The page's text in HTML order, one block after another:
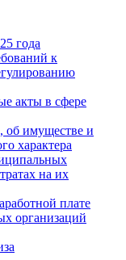
года
к
акты в сфере
об имуществе и
характера
на их
плате
организаций